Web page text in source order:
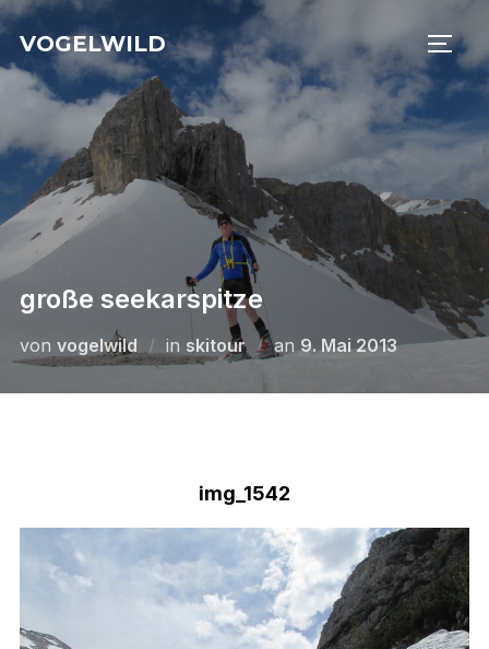
Zu
Inhalten
springen
VOGELWILD
große seekarspitze
von vogelwild in skitour anVeröffentlicht
9. Mai 2013
img_1542